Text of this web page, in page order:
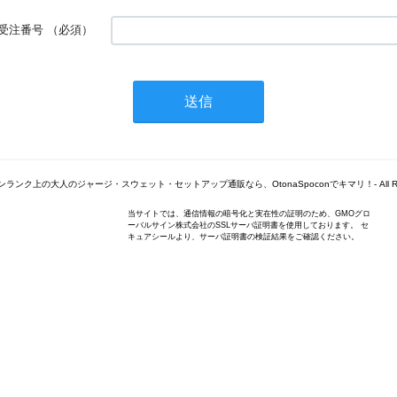
注番号 （必須）
ランク上の大人のジャージ・スウェット・セットアップ通販なら、OtonaSpoconでキマリ！- All
当サイトでは、通信情報の暗号化と実在性の証明のため、GMOグロ
ーバルサイン株式会社のSSLサーバ証明書を使用しております。 セ
キュアシールより、サーバ証明書の検証結果をご確認ください。